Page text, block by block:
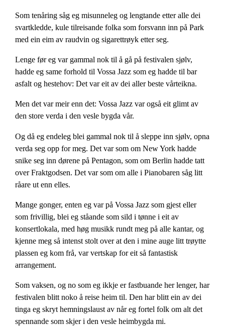
Som tenåring såg eg misunneleg og lengtande etter alle dei
svartkledde, kule tilreisande folka som forsvann inn på Park
med ein eim av raudvin og sigarettrøyk etter seg.
Lenge før eg var gammal nok til å gå på festivalen sjølv,
hadde eg same forhold til Vossa Jazz som eg hadde til bar
asfalt og hestehov: Det var eit av dei aller beste vårteikna.
Men det var meir enn det: Vossa Jazz var også eit glimt av
den store verda i den vesle bygda vår.
Og då eg endeleg blei gammal nok til å sleppe inn sjølv, opna
verda seg opp for meg. Det var som om New York hadde
snike seg inn dørene på Pentagon, som om Berlin hadde tatt
over Fraktgodsen. Det var som om alle i Pianobaren såg litt
råare ut enn elles.
Mange gonger, enten eg var på Vossa Jazz som gjest eller
som frivillig, blei eg ståande som sild i tønne i eit av
konsertlokala, med høg musikk rundt meg på alle kantar, og
kjenne meg så intenst stolt over at den i mine auge litt trøytte
plassen eg kom frå, var vertskap for eit så fantastisk
arrangement.
Som vaksen, og no som eg ikkje er fastbuande her lenger, har
festivalen blitt noko å reise heim til. Den har blitt ein av dei
tinga eg skryt hemningslaust av når eg fortel folk om alt det
spennande som skjer i den vesle heimbygda mi.